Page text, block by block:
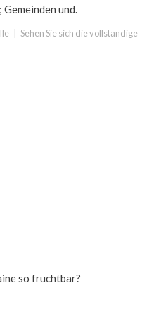
und.
Sehen Sie sich die vollständige
so fruchtbar?